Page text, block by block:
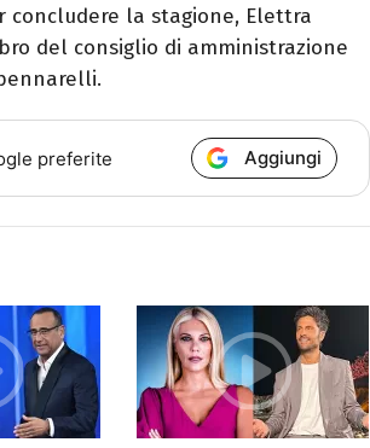
concludere la stagione, Elettra
del consiglio di amministrazione
preferite Aggiungi